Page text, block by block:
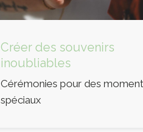
Créer des souvenirs
inoubliables
Cérémonies pour des
spéciaux